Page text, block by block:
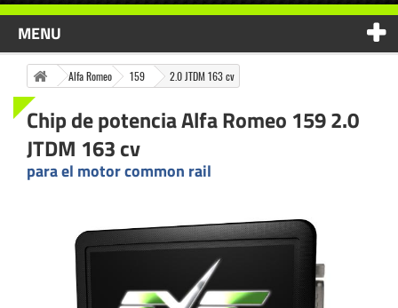
MENU
Alfa Romeo 159 2.0 JTDM 163 cv
Chip de potencia Alfa Romeo 159 2.0
JTDM 163 cv
para el motor common rail